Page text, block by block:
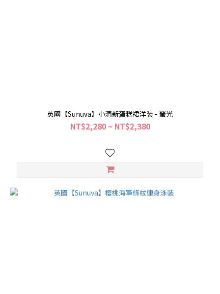
英國【Sunuva】小清新蛋糕裙洋裝 - 螢光
NT$2,280 ~ NT$2,380